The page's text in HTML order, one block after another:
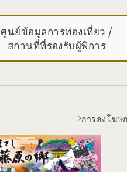
ศูนย์ข้อมูลการท่องเที่ยว /
สถานที่ที่รองรับผู้พิการ
การลงโฆษ